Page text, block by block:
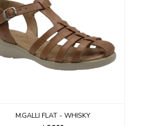
M.GALLI FLAT - WHISKY